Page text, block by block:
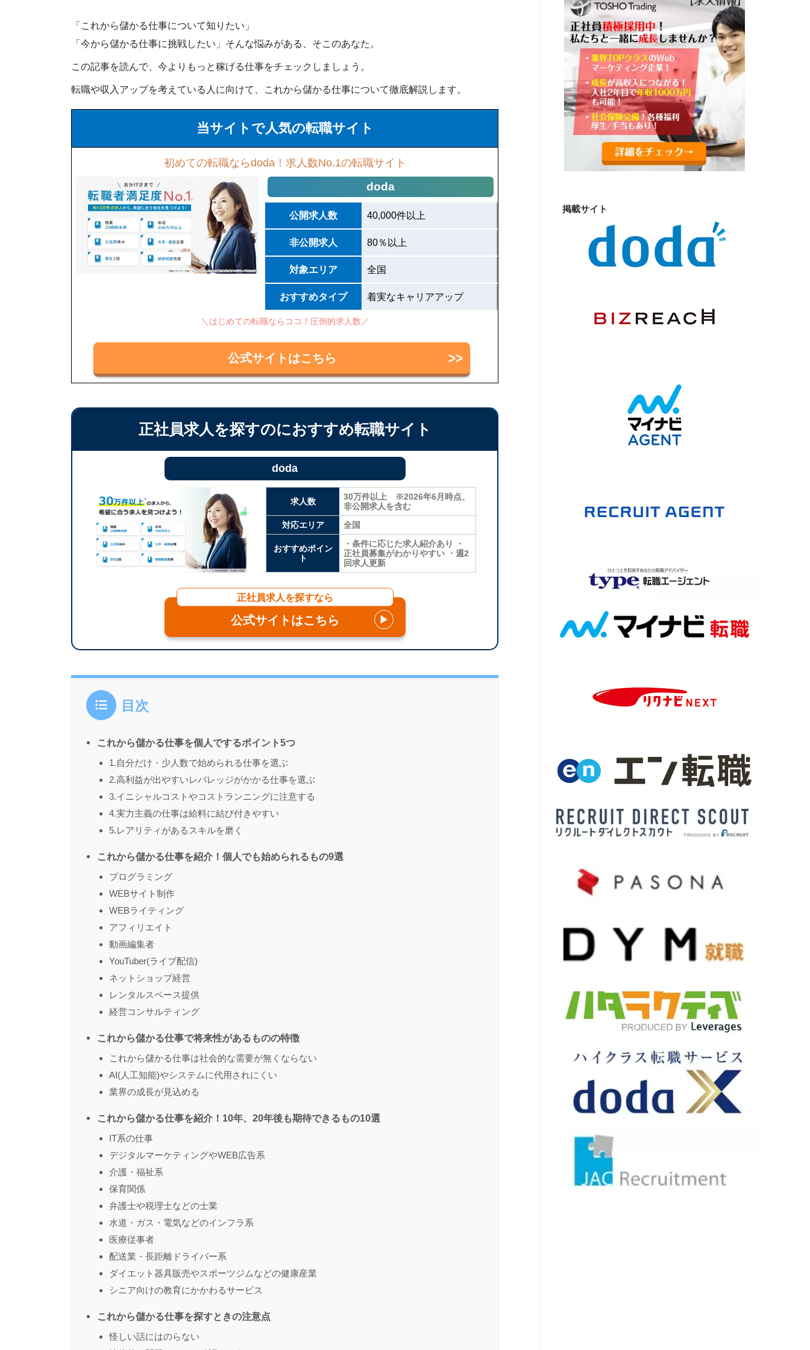
「これから儲かる仕事について知りたい」
「今から儲かる仕事に挑戦したい」そんな悩みがある、そこのあなた。
この記事を読んで、今よりもっと稼げる仕事をチェックしましょう。
転職や収入アップを考えている人に向けて、これから儲かる仕事について徹底解説します。
当サイトで人気の転職サイト
初めての転職ならdoda！求人数No.1の転職サイト
doda
公開求人数 40,000件以上
非公開求人 80％以上
対象エリア 全国
おすすめタイプ 着実なキャリアアップ
＼はじめての転職ならココ！圧倒的求人数／
公式サイトはこちら
正社員求人を探すのにおすすめ転職サイト
doda
求人数
30万件以上 ※2026年6月時点、
非公開求人を含む
対応エリア
全国
おすすめポイン
ト
・条件に応じた求人紹介あり ・
正社員募集がわかりやすい ・週2
回求人更新
正社員求人を探すなら
公式サイトはこちら ▶
目次
これから儲かる仕事を個人でするポイント5つ
1.自分だけ・少人数で始められる仕事を選ぶ
2.高利益が出やすいレバレッジがかかる仕事を選ぶ
3.イニシャルコストやコストランニングに注意する
4.実力主義の仕事は給料に結び付きやすい
5.レアリティがあるスキルを磨く
これから儲かる仕事を紹介！個人でも始められるもの9選
プログラミング
WEBサイト制作
WEBライティング
アフィリエイト
動画編集者
YouTuber(ライブ配信)
ネットショップ経営
レンタルスペース提供
経営コンサルティング
これから儲かる仕事で将来性があるものの特徴
これから儲かる仕事は社会的な需要が無くならない
AI(人工知能)やシステムに代用されにくい
業界の成長が見込める
これから儲かる仕事を紹介！10年、20年後も期待できるもの10選
IT系の仕事
デジタルマーケティングやWEB広告系
介護・福祉系
保育関係
弁護士や税理士などの士業
水道・ガス・電気などのインフラ系
医療従事者
配送業・長距離ドライバー系
ダイエット器具販売やスポーツジムなどの健康産業
シニア向けの教育にかかわるサービス
これから儲かる仕事を探すときの注意点
怪しい話にはのらない
掲載サイト